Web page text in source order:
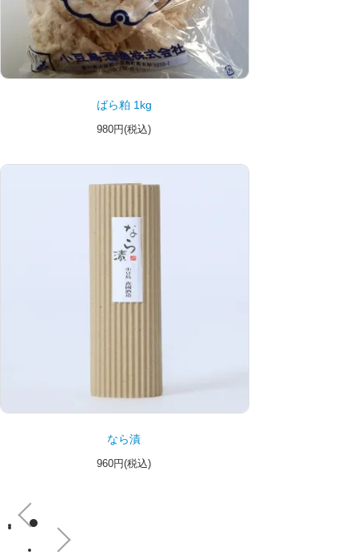
ばら粕 1kg
980円(税込)
なら漬
960円(税込)